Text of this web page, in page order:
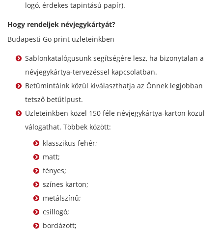
logó, érdekes tapintású papír).
Hogy rendeljek névjegykártyát?
Budapesti Go print üzleteinkben
Sablonkatalógusunk segítségére lesz, ha bizonytalan a
névjegykártya-tervezéssel kapcsolatban.
Betűmintáink közül kiválaszthatja az Önnek legjobban
tetsző betűtípust.
Üzleteinkben közel 150 féle névjegykártya-karton közül
válogathat. Többek között:
klasszikus fehér;
matt;
fényes;
színes karton;
metálszínű;
csillogó;
bordázott;